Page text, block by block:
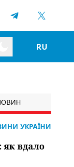
RU
УКРАЇНИ
як вдало